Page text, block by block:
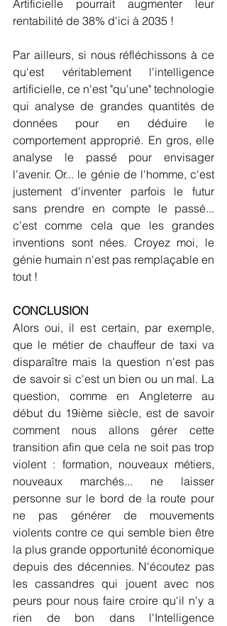
Artificielle pourrait augmenter leur
rentabilité de 38% d'ici à 2035 !
Par ailleurs, si nous réfléchissons à ce
qu'est véritablement l'intelligence
artificielle, ce n'est "qu'une" technologie
qui analyse de grandes quantités de
données pour en déduire le
comportement approprié. En gros, elle
analyse le passé pour envisager
l'avenir. Or... le génie de l'homme, c'est
justement d'inventer parfois le futur
sans prendre en compte le passé...
c'est comme cela que les grandes
inventions sont nées. Croyez moi, le
génie humain n'est pas remplaçable en
tout !
CONCLUSION
Alors oui, il est certain, par exemple,
que le métier de chauffeur de taxi va
disparaître mais la question n'est pas
de savoir si c'est un bien ou un mal. La
question, comme en Angleterre au
début du 19ième siècle, est de savoir
comment nous allons gérer cette
transition afin que cela ne soit pas trop
violent : formation, nouveaux métiers,
nouveaux marchés... ne laisser
personne sur le bord de la route pour
ne pas générer de mouvements
violents contre ce qui semble bien être
la plus grande opportunité économique
depuis des décennies. N'écoutez pas
les cassandres qui jouent avec nos
peurs pour nous faire croire qu'il n'y a
rien de bon dans l'Intelligence